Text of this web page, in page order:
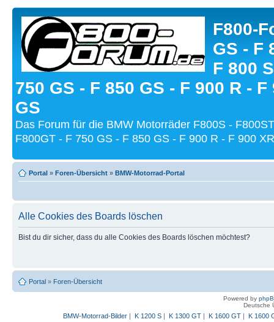
F800-
GS - F
F 800
750 GS - F 850 GS - F 900 R - F
GS
Das Forum für die BMW Motorräder F800S -
F800GT - F 750 GS - F 850 GS - F 900 R - F 900
Portal » Foren-Übersicht » BMW-Motorrad-Portal
Alle Cookies des Boards löschen
Bist du dir sicher, dass du alle Cookies des Boards löschen möchtest?
Portal » Foren-Übersicht
Powered by
Deutsche
BMW-Motorrad-Bilder| K 1200 S| K 1300 GT| K 1600 GT| K 1600